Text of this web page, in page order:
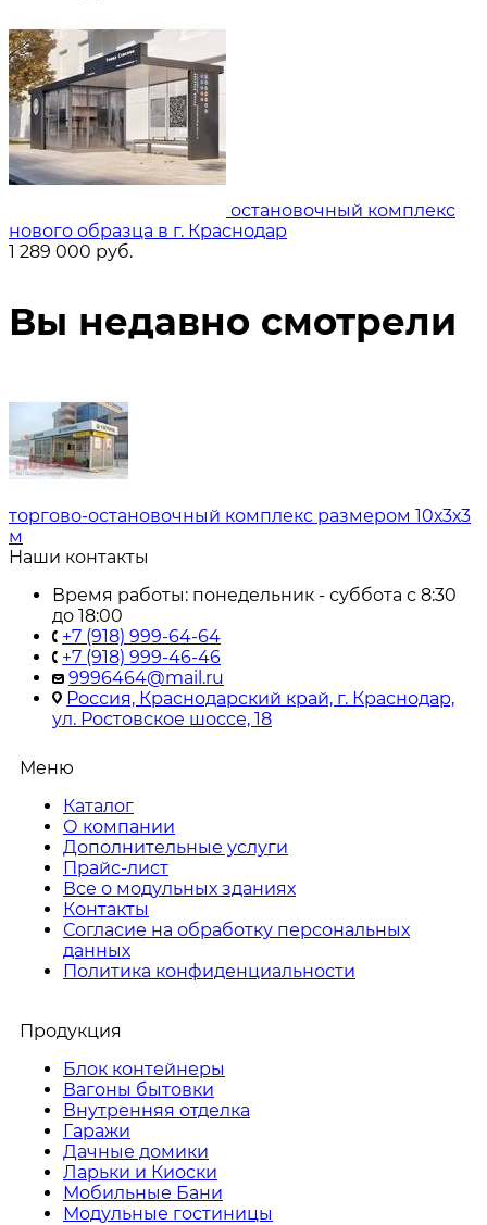
остановочный комплекс
нового образца в г. Краснодар
1 289 000 руб.
Вы недавно смотрели
торгово-остановочный комплекс размером 10х3х3
м
Наши контакты
Время работы: понедельник - суббота с 8:30
до 18:00
+7 (918) 999-64-64
+7 (918) 999-46-46
9996464@mail.ru
Россия, Краснодарский край, г. Краснодар,
ул. Ростовское шоссе, 18
Меню
Каталог
О компании
Дополнительные услуги
Прайс-лист
Все о модульных зданиях
Контакты
Согласие на обработку персональных
данных
Политика конфиденциальности
Продукция
Блок контейнеры
Вагоны бытовки
Внутренняя отделка
Гаражи
Дачные домики
Ларьки и Киоски
Мобильные Бани
Модульные гостиницы